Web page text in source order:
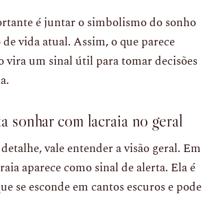
é juntar o simbolismo do sonho
vida atual. Assim, o que parece
vira um sinal útil para tomar decisões
sonhar com lacraia no geral
vale entender a visão geral. Em
aparece como sinal de alerta. Ela é
se esconde em cantos escuros e pode